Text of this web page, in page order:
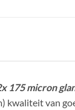
175 micron
kwaliteit van